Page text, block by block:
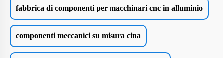
fabbrica di componenti per macchinari cnc in alluminio
componenti meccanici su misura cina